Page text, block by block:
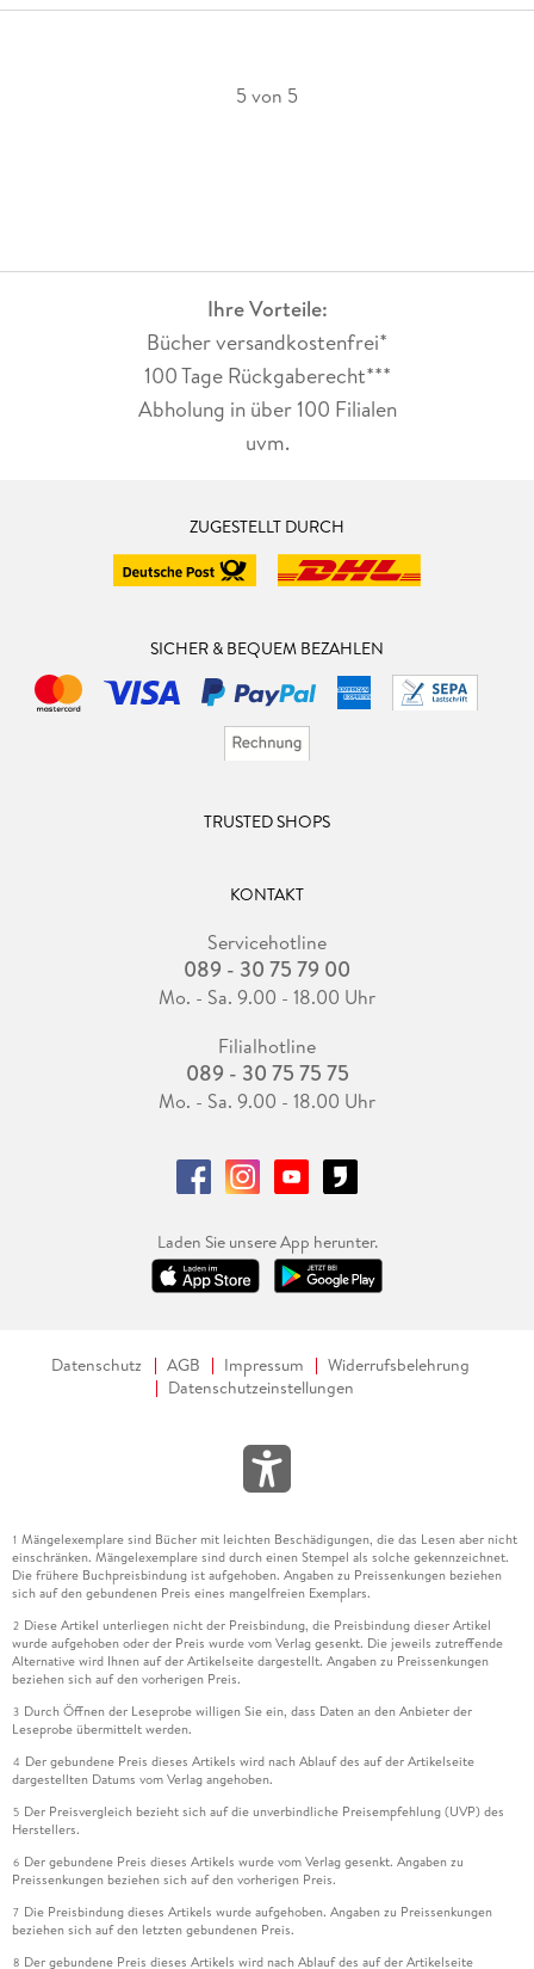
5 von 5
Ihre Vorteile:
Bücher versandkostenfrei*
100 Tage Rückgaberecht***
Abholung in über 100 Filialen
uvm.
ZUGESTELLT DURCH
SICHER & BEQUEM BEZAHLEN
TRUSTED SHOPS
KONTAKT
Servicehotline
089 - 30 75 79 00
Mo. - Sa. 9.00 - 18.00 Uhr
Filialhotline
089 - 30 75 75 75
Mo. - Sa. 9.00 - 18.00 Uhr
Laden Sie unsere App herunter.
Datenschutz AGB Impressum
Widerrufsbelehrung
Datenschutzeinstellungen
1 Mängelexemplare sind Bücher mit leichten Beschädigungen, die das Lesen aber nicht
einschränken. Mängelexemplare sind durch einen Stempel als solche gekennzeichnet.
Die frühere Buchpreisbindung ist aufgehoben. Angaben zu Preissenkungen beziehen
sich auf den gebundenen Preis eines mangelfreien Exemplars.
2 Diese Artikel unterliegen nicht der Preisbindung, die Preisbindung dieser Artikel
wurde aufgehoben oder der Preis wurde vom Verlag gesenkt. Die jeweils zutreffende
Alternative wird Ihnen auf der Artikelseite dargestellt. Angaben zu Preissenkungen
beziehen sich auf den vorherigen Preis.
3 Durch Öffnen der Leseprobe willigen Sie ein, dass Daten an den Anbieter der
Leseprobe übermittelt werden.
4 Der gebundene Preis dieses Artikels wird nach Ablauf des auf der Artikelseite
dargestellten Datums vom Verlag angehoben.
5 Der Preisvergleich bezieht sich auf die unverbindliche Preisempfehlung (UVP) des
Herstellers.
6 Der gebundene Preis dieses Artikels wurde vom Verlag gesenkt. Angaben zu
Preissenkungen beziehen sich auf den vorherigen Preis.
7 Die Preisbindung dieses Artikels wurde aufgehoben. Angaben zu Preissenkungen
beziehen sich auf den letzten gebundenen Preis.
8 Der gebundene Preis dieses Artikels wird nach Ablauf des auf der Artikelseite